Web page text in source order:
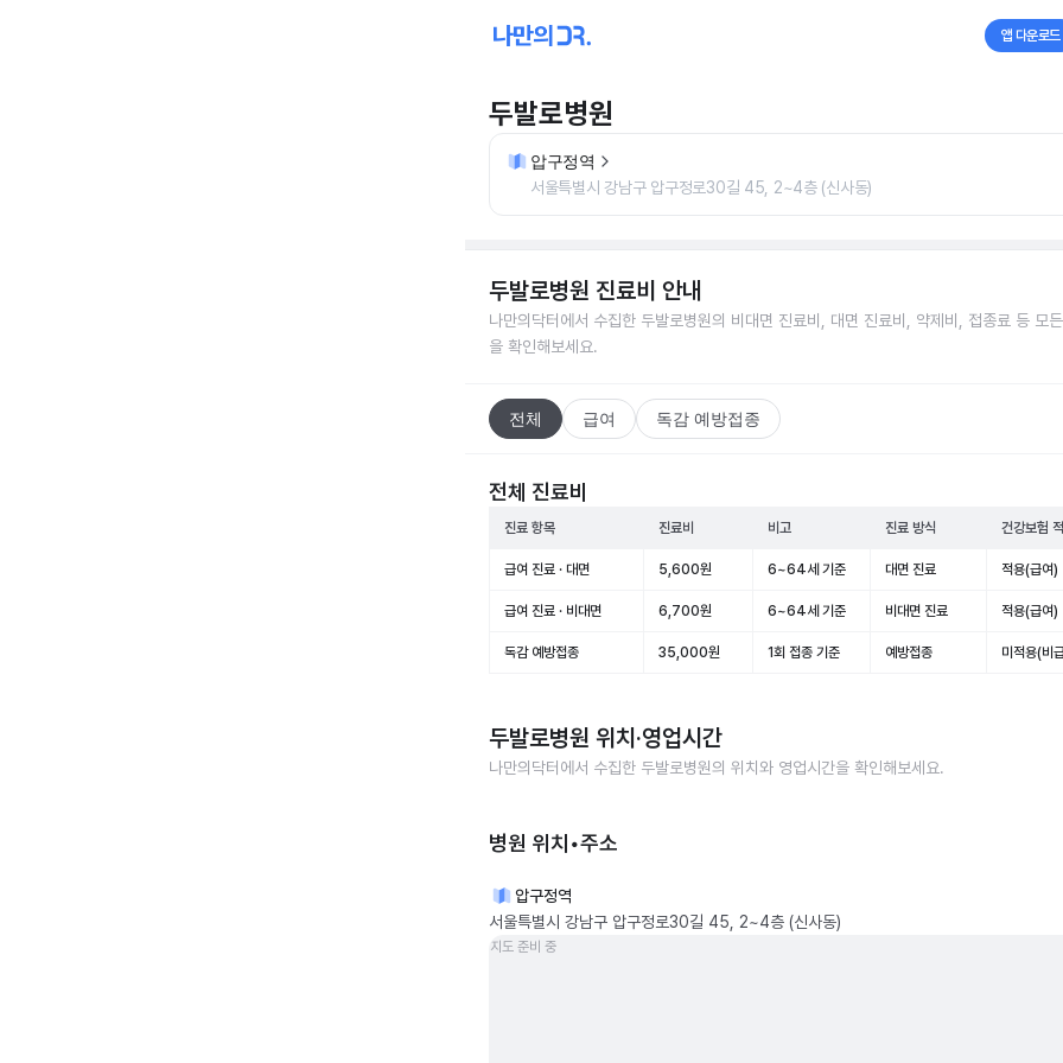
앱 다운로드
두발로병원
압구정역
서울특별시 강남구 압구정로30길 45, 2~4층 (신사동)
두발로병원 진료비 안내
나만의닥터에서 수집한 두발로병원의 비대면 진료비, 대면 진료비, 약제비, 접종료 등 모
을 확인해보세요.
전체 급여 독감 예방접종
전체 진료비
진료 항목 진료비 비고 진료 방식 건강보험
급여 진료 · 대면 5,600원 6~64세 기준 대면 진료 적용(급여)
급여 진료 · 비대면 6,700원 6~64세 기준 비대면 진료 적용(급여)
독감 예방접종 35,000원 1회 접종 기준 예방접종 미적용(비
두발로병원 위치·영업시간
나만의닥터에서 수집한 두발로병원의 위치와 영업시간을 확인해보세요.
병원 위치•주소
압구정역
서울특별시 강남구 압구정로30길 45, 2~4층 (신사동)
지도 준비 중